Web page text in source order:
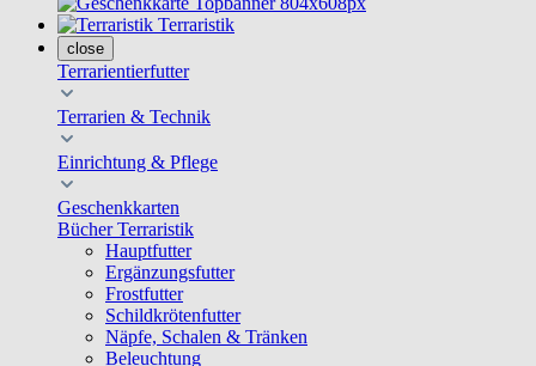
Terraristik
close
Terrarientierfutter
Terrarien & Technik
Einrichtung & Pflege
Geschenkkarten
Bücher Terraristik
Hauptfutter
Ergänzungsfutter
Frostfutter
Schildkrötenfutter
Näpfe, Schalen & Tränken
Beleuchtung